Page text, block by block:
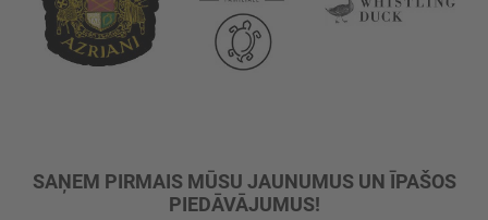
SAŅEM PIRMAIS MŪSU JAUNUMUS UN ĪPAŠOS
PIEDĀVĀJUMUS!